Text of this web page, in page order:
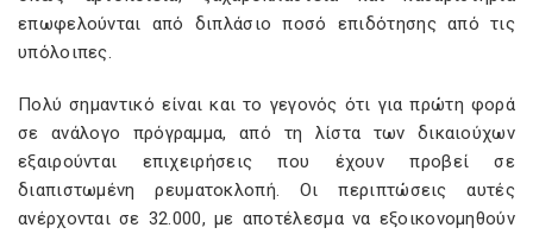
επωφελούνται από διπλάσιο ποσό επιδότησης από τις
υπόλοιπες.
Πολύ σημαντικό είναι και το γεγονός ότι για πρώτη φορά
σε ανάλογο πρόγραμμα, από τη λίστα των δικαιούχων
εξαιρούνται επιχειρήσεις που έχουν προβεί σε
διαπιστωμένη ρευματοκλοπή. Οι περιπτώσεις αυτές
ανέρχονται σε 32.000, με αποτέλεσμα να εξοικονομηθούν